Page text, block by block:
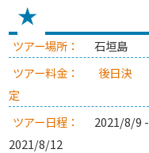
★
ツアー場所：
石垣島
ツアー料金：
後日決
定
ツアー日程：
2021/8/9 -
2021/8/12